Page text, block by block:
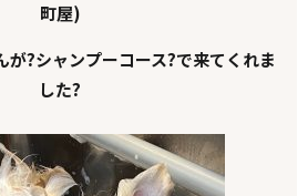
町屋)
が?シャンプーコース?で来てくれま
した?